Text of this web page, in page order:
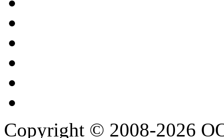
Copyright © 2008-2026